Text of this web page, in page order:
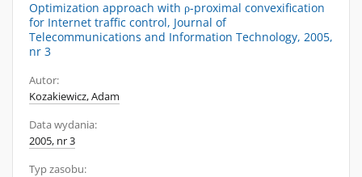
Optimization approach with ρ-proximal convexification
for Internet traffic control, Journal of
Telecommunications and Information Technology, 2005,
nr 3
Autor:
Kozakiewicz, Adam
Data wydania:
2005, nr 3
Typ zasobu: